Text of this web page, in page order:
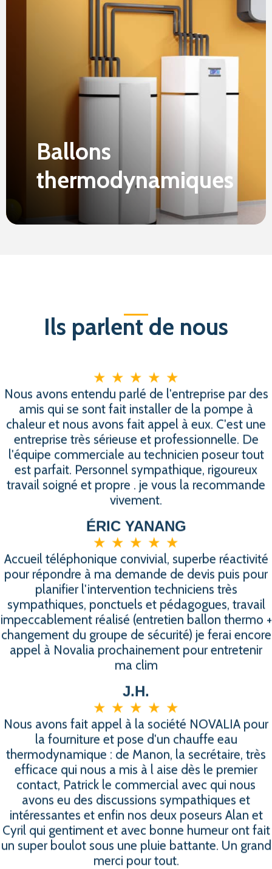
Ballons
thermodynamiques
Ils parlent de nous
★ ★ ★ ★ ★
Nous avons entendu parlé de l'entreprise par des
amis qui se sont fait installer de la pompe à
chaleur et nous avons fait appel à eux. C'est une
entreprise très sérieuse et professionnelle. De
l'équipe commerciale au technicien poseur tout
est parfait. Personnel sympathique, rigoureux
travail soigné et propre . je vous la recommande
vivement.
ÉRIC YANANG
★ ★ ★ ★ ★
Accueil téléphonique convivial, superbe réactivité
pour répondre à ma demande de devis puis pour
planifier l'intervention techniciens très
sympathiques, ponctuels et pédagogues, travail
impeccablement réalisé (entretien ballon thermo +
changement du groupe de sécurité) je ferai encore
appel à Novalia prochainement pour entretenir
ma clim
J.H.
★ ★ ★ ★ ★
Nous avons fait appel à la société NOVALIA pour
la fourniture et pose d'un chauffe eau
thermodynamique : de Manon, la secrétaire, très
efficace qui nous a mis à l aise dès le premier
contact, Patrick le commercial avec qui nous
avons eu des discussions sympathiques et
intéressantes et enfin nos deux poseurs Alan et
Cyril qui gentiment et avec bonne humeur ont fait
un super boulot sous une pluie battante. Un grand
merci pour tout.